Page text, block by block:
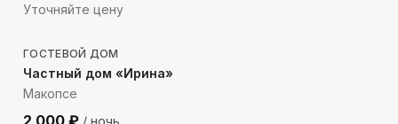
Уточняйте цену
799м до моря
ГОСТЕВОЙ ДОМ
Частный дом «Ирина»
Макопсе
2 000 ₽ / ночь